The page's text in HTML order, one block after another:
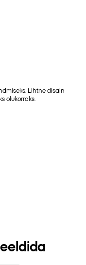
Lihtne disain
olukorraks.